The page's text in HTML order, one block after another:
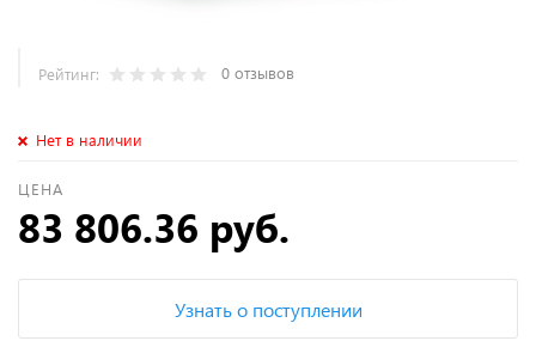
Рейтинг: 0 отзывов
Нет в наличии
ЦЕНА
83 806.36 руб.
Узнать о поступлении